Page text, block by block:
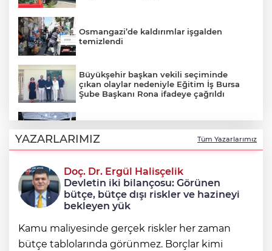
Osmangazi’de kaldırımlar işgalden
temizlendi
Büyükşehir başkan vekili seçiminde
çıkan olaylar nedeniyle Eğitim İş Bursa
Şube Başkanı Rona ifadeye çağrıldı
Şadi Özdemir, Esentepeliler’i dinledi
Nilüfer’de kaldırımlar temizlendi
YAZARLARIMIZ Tüm Yazarlarımız
Doç. Dr. Ergül Halisçelik
Devletin iki bilançosu: Görünen
bütçe, bütçe dışı riskler ve hazineyi
bekleyen yük
Kamu maliyesinde gerçek riskler her zaman
bütçe tablolarında görünmez. Borçlar kimi